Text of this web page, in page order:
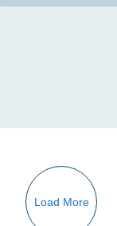
Load More